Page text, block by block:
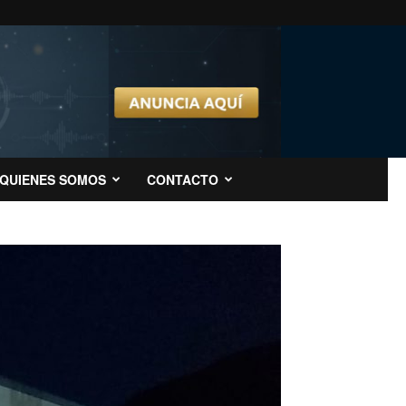
QUIENES SOMOS CONTACTO